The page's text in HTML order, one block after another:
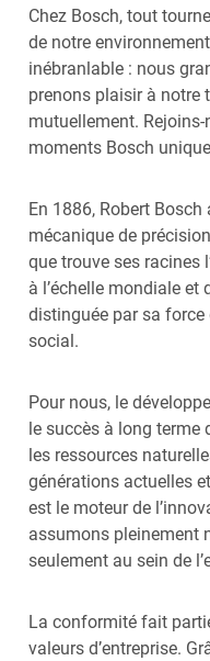
Chez Bosch, tout
de notre
inébranlable : nous
prenons plaisir à notre
mutuellement.
moments Bosch
En 1886, Robert
mécanique de
que trouve ses racines
à l’échelle mondiale et
distinguée par sa force
social.
Pour nous, le
le succès à long terme
les ressources
générations actuelles
est le moteur de
assumons pleinement
seulement au sein de
La conformité fait
valeurs d’entreprise.